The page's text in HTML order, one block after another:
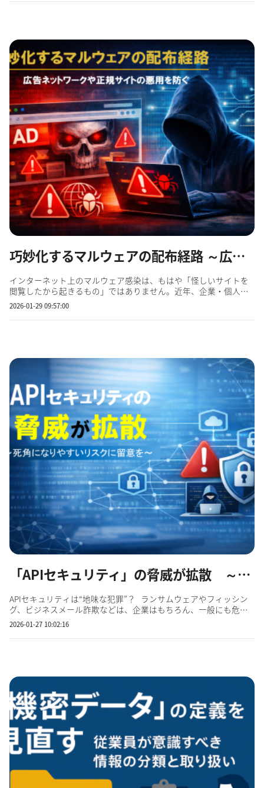
巧妙化するマルウェアの配布経路 ～広告ネットワークや正規サイトの悪用（マルバタ...
インターネット上のマルウェア感染は、もはや「怪しいサイトを
閲覧したから起きるもの」ではありません。近年、企業・個人を
問わず被害が拡大しているのが、正規の広告ネットワークや信頼
されているWebサイトを経由してマルウェアを配布する攻撃手
2026-01-29 09:57:00
「APIセキュリティ」の脅威が拡散 ～死角になりやすいリスクに留意を～
APIセキュリティは“地味な犯罪”？ ランサムウェアやフィッシン
グ、ビジネスメール詐欺などは、企業はもちろん、一般にも危険
な存在であるという認識は広がっています。一方、「APIセキュリ
ティ」はどうでしょうか？ APIという言葉が一般的でないことも
2026-01-27 10:02:16